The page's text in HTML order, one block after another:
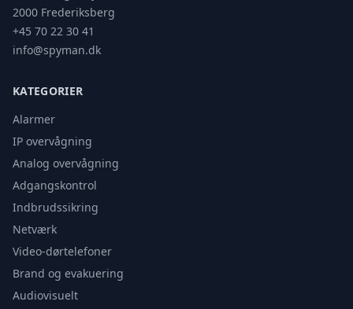
2000 Frederiksberg
+45 70 22 30 41
info@spyman.dk
KATEGORIER
Alarmer
IP overvågning
Analog overvågning
Adgangskontrol
Indbrudssikring
Netværk
Video-dørtelefoner
Brand og evakuering
Audiovisuelt